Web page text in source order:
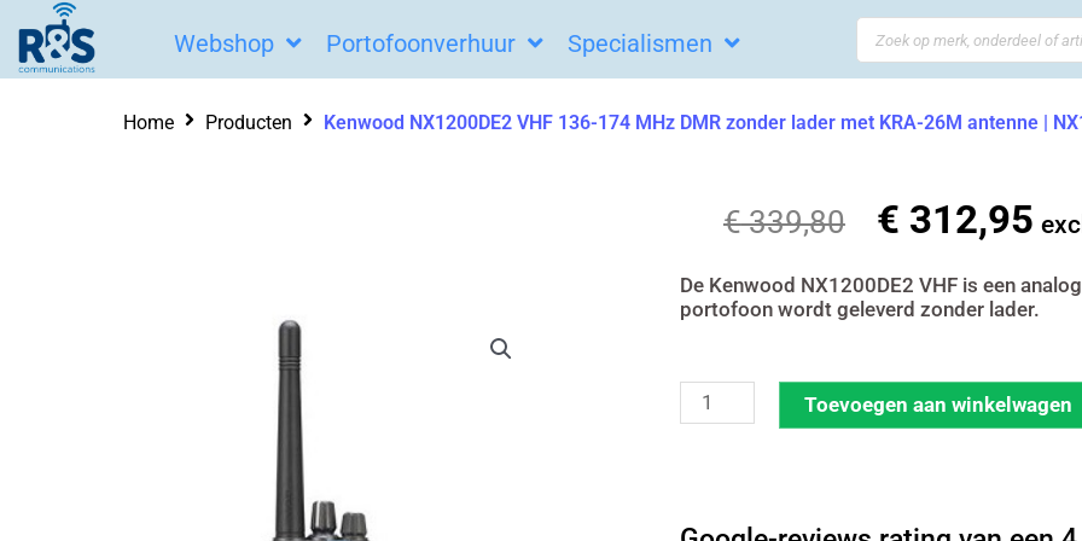
naar
Webshop Portofoonverhuur Specialismen
Search
...
Home Producten Kenwood NX1200DE2 VHF 136-174 MHz DMR zonder lader met KRA-26M antenne |
€339,80
was:
€ 339,80.
€ 312,95
is:
€
De Kenwood NX1200DE2 VHF is een
portofoon wordt geleverd zonder lader.
Kenwood
NX1200DE2
Toevoegen aan winkelwagen